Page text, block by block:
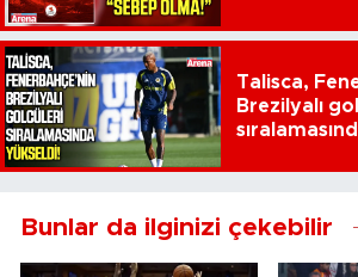
Talisca,
Brezilyalı
Bunlar da ilginizi çekebilir